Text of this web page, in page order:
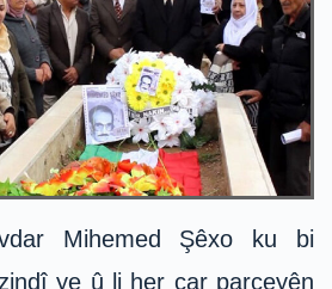
Mihemed Şêxo ku bi
ye û li her çar parçeyên